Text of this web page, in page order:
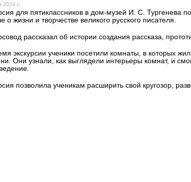
2024 г.
для пятиклассников в дом-музей И. С. Тургенева
о жизни и творчестве великого русского писателя.
рассказал об истории создания рассказа,
экскурсии ученики посетили комнаты, в которых
Они узнали, как выглядели интерьеры комнат, и
позволила ученикам расширить свой кругозор,